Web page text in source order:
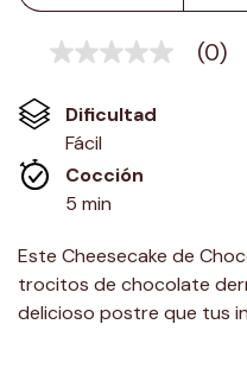
Sin
en
misma
página.
(0)
Dificultad
Fácil
Cocción
5 min
Este Cheesecake de
trocitos de chocolate
delicioso postre que tus